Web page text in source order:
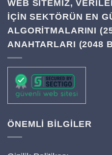
WEB SITEMIZ,
IÇIN SEKTÖRÜN EN
ALGORITMALARINI
ANAHTARLARI (2048
ÖNEMLİ BİLGİLER